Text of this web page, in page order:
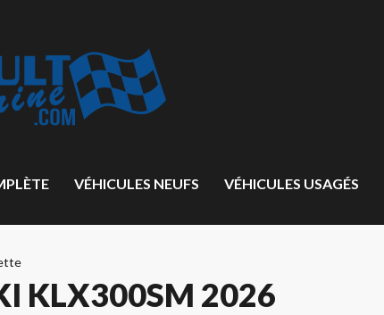
VÉHICULES NEUFS VÉHICULES USAGÉS
KLX300SM 2026